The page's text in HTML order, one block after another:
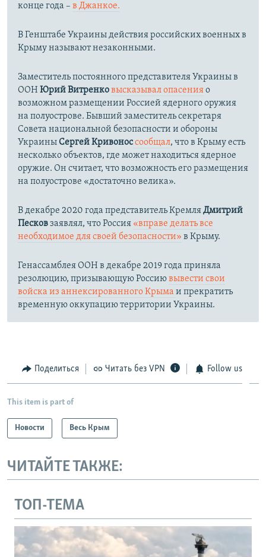
конце года – в Джанкое.
В Генштабе Украины действия российских военных в
Крыму называют незаконными.
Заместитель постоянного представителя Украины в
ООН Юрий Витренковысказывал опасенияо
возможном размещении Россией ядерного оружия
на полуострове. Бывший заместитель секретаря
Совета национальной безопасности и обороны
УкраиныСергей Кривоноссообщал, что в Крыму есть
несколько объектов, где может находиться ядерное
оружие. Он считает, что возможность его размещения
на полуострове «достаточно велика».
В декабре 2020 года представитель КремляДмитрий
Песковзаявлял, что Россия «вправе делать все
необходимое для своей безопасности» в Крыму.
Генассамблея ООН в декабре 2019 года приняла
резолюцию, призывающую Россиювывести свои
войска из аннексированного Крыма и прекратить
временную оккупацию территории Украины.
Поделиться Читать без VPN Follow us
This item is part of
Новости Весь Крым
ЧИТАЙТЕ ТАКЖЕ:
ТОП-ТЕМА